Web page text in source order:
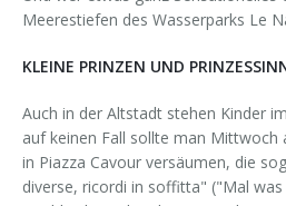
Meerestiefen des Wasserparks Le
KLEINE PRINZEN UND
Auch in der Altstadt stehen Kinder
auf keinen Fall sollte man Mittwoch
in Piazza Cavour versäumen, die
diverse, ricordi in soffitta" ("Mal